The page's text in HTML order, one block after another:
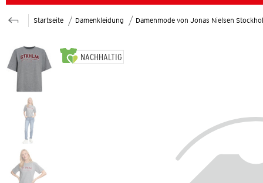
Startseite Damenkleidung Damenmode von Jonas Nielsen
NACHHALTIG